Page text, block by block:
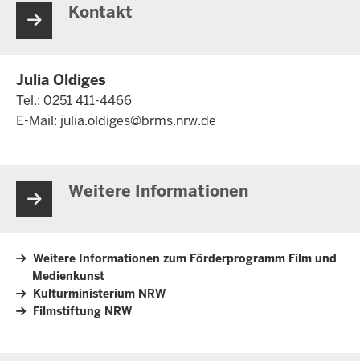
Kontakt
Julia Oldiges
Tel.: 0251 411-4466
E-Mail: julia.oldiges@brms.nrw.de
Weitere Informationen
Weitere Informationen zum Förderprogramm Film und
Medienkunst
Kulturministerium NRW
Filmstiftung NRW